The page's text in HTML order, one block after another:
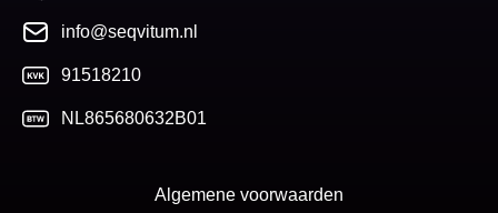
info@seqvitum.nl
91518210
NL865680632B01
Algemene voorwaarden